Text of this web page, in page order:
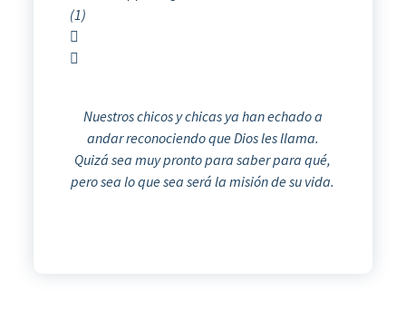
Nuestros chicos y chicas ya han echado a
andar reconociendo que Dios les llama.
Quizá sea muy pronto para saber para qué,
pero sea lo que sea será la misión de su vida.